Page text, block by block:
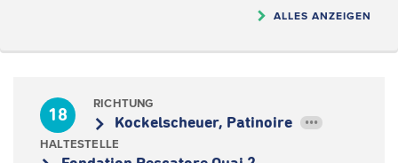
ALLES ANZEIGEN
18
RICHTUNG
Kockelscheuer, Patinoire •••
HALTESTELLE